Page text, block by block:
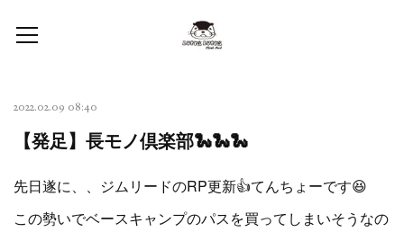
2022.02.09 08:40
【発足】長モノ倶楽部🐍🐍🐍
先日遂に、、ジムリードのRP更新👍てんちょーです😆
この勢いでベースキャンプのパスを買ってしまいそうなの